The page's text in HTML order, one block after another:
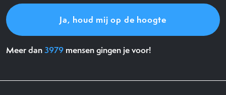
Meer dan3979 mensen gingen je voor!